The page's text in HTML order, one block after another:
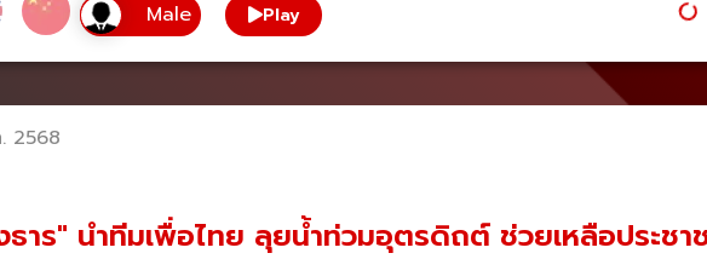
Play
2568
าร" นำทีมเพื่อไทย ลุยน้ำท่วมอุตรดิถต์ ช่วยเหลือประช